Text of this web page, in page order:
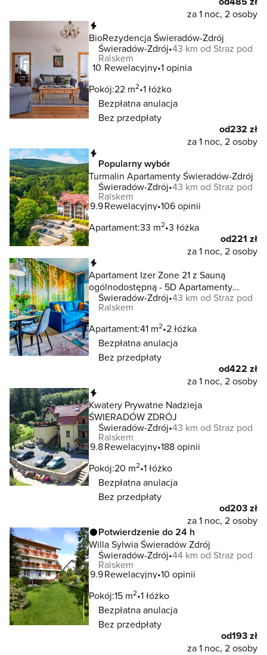
za 1 noc, 2 osoby
BioRezydencja Świeradów-Zdrój
Świeradów-Zdrój 43 km od Straz pod
Ralskem
10 Rewelacyjny 1 opinia
Pokój:22 m2 1 łóżko
Bezpłatna anulacja
Bez przedpłaty
od232 zł
za 1 noc, 2 osoby
Popularny wybór
Turmalin Apartamenty Świeradów-Zdrój
Świeradów-Zdrój 43 km od Straz pod
Ralskem
9.9Rewelacyjny 106 opinii
Apartament:33 m2 3 łóżka
od221 zł
za 1 noc, 2 osoby
Apartament Izer Zone 21 z Sauną
ogólnodostępną - 5D Apartamenty
Świeradów-Zdrój
Świeradów-Zdrój 43 km od Straz pod
Ralskem
Apartament:41 m2 2 łóżka
Bezpłatna anulacja
Bez przedpłaty
od422 zł
za 1 noc, 2 osoby
Kwatery Prywatne Nadzieja
ŚWIERADÓW ZDRÓJ
Świeradów-Zdrój 43 km od Straz pod
Ralskem
9.8Rewelacyjny 188 opinii
Pokój:20 m2 1 łóżko
Bezpłatna anulacja
Bez przedpłaty
od203 zł
za 1 noc, 2 osoby
Potwierdzenie do 24 h
Willa Sylwia Świeradów Zdrój
Świeradów-Zdrój 44 km od Straz pod
Ralskem
9.9Rewelacyjny 10 opinii
Pokój:15 m2 1 łóżko
Bezpłatna anulacja
Bez przedpłaty
od193 zł
za 1 noc, 2 osoby